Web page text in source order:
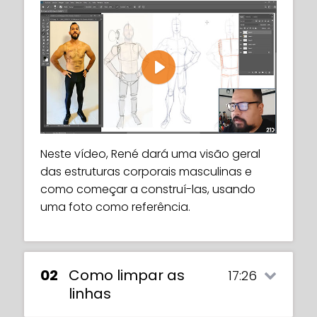
Play
Neste vídeo, René dará uma visão geral
das estruturas corporais masculinas e
como começar a construí-las, usando
uma foto como referência.
02
Como limpar as
linhas
17:26